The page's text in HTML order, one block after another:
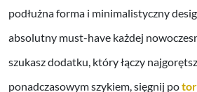
podłużna forma i minimalistyczny
absolutny must-have każdej
szukasz dodatku, który łączy
ponadczasowym szykiem, sięgnij po